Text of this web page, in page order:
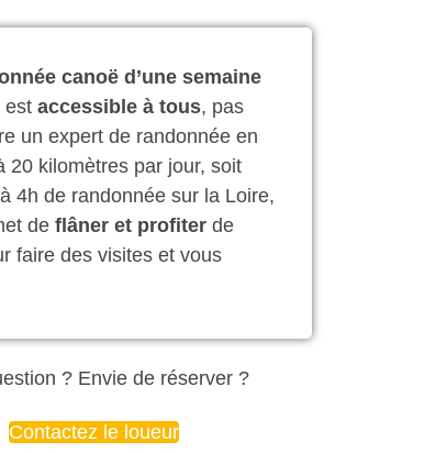
canoë d’une semaine
est accessible à tous, pas
un expert de randonnée en
20 kilomètres par jour, soit
4h de randonnée sur la Loire,
de flâner et profiterde
faire des visites et vous
? Envie de réserver ?
Contactez le loueur